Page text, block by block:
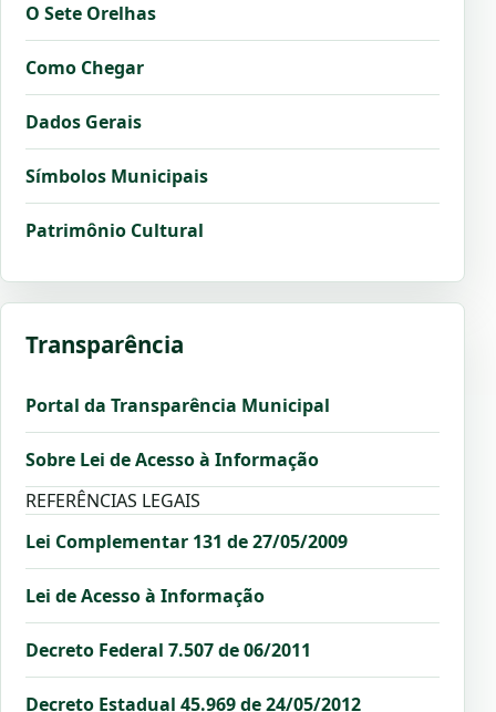
O Sete Orelhas
Como Chegar
Dados Gerais
Símbolos Municipais
Patrimônio Cultural
Transparência
Portal da Transparência Municipal
Sobre Lei de Acesso à Informação
REFERÊNCIAS LEGAIS
Lei Complementar 131 de 27/05/2009
Lei de Acesso à Informação
Decreto Federal 7.507 de 06/2011
Decreto Estadual 45.969 de 24/05/2012